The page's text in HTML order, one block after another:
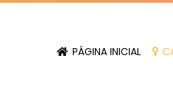
PÁGINA INICIAL